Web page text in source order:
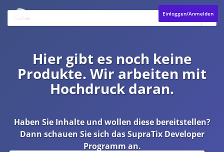
Einloggen/Anmelden
Hier gibt es noch keine
Produkte. Wir arbeiten mit
Hochdruck daran.
Haben Sie Inhalte und wollen diese bereitstellen?
Dann schauen Sie sich dasSupraTix Developer
Programman.